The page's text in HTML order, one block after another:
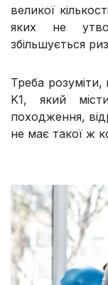
великої
яких не
збільшується
Треба розуміти,
K1, який
походження,
не має такої ж